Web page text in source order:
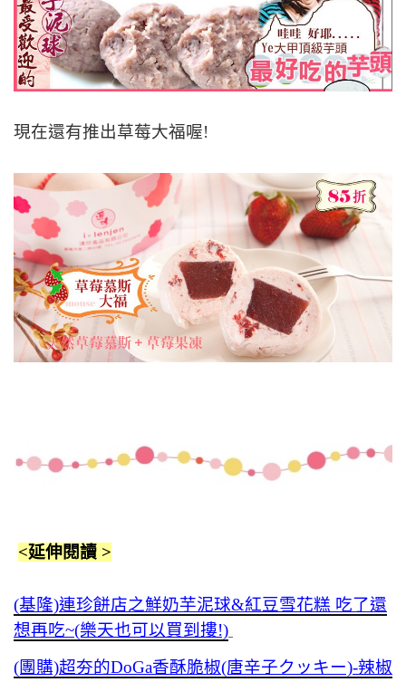
現在還有推出草莓大福喔!
<延伸閱讀 >
(基隆)連珍餅店之鮮奶芋泥球&紅豆雪花糕 吃了還
想再吃~(樂天也可以買到摟!)
(團購)超夯的DoGa香酥脆椒(唐辛子クッキー)-辣椒